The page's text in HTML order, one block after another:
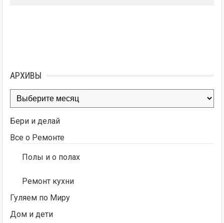
АРХИВЫ
Архивы
Бери и делай
Все о Ремонте
Полы и о полах
Ремонт кухни
Гуляем по Миру
Дом и дети